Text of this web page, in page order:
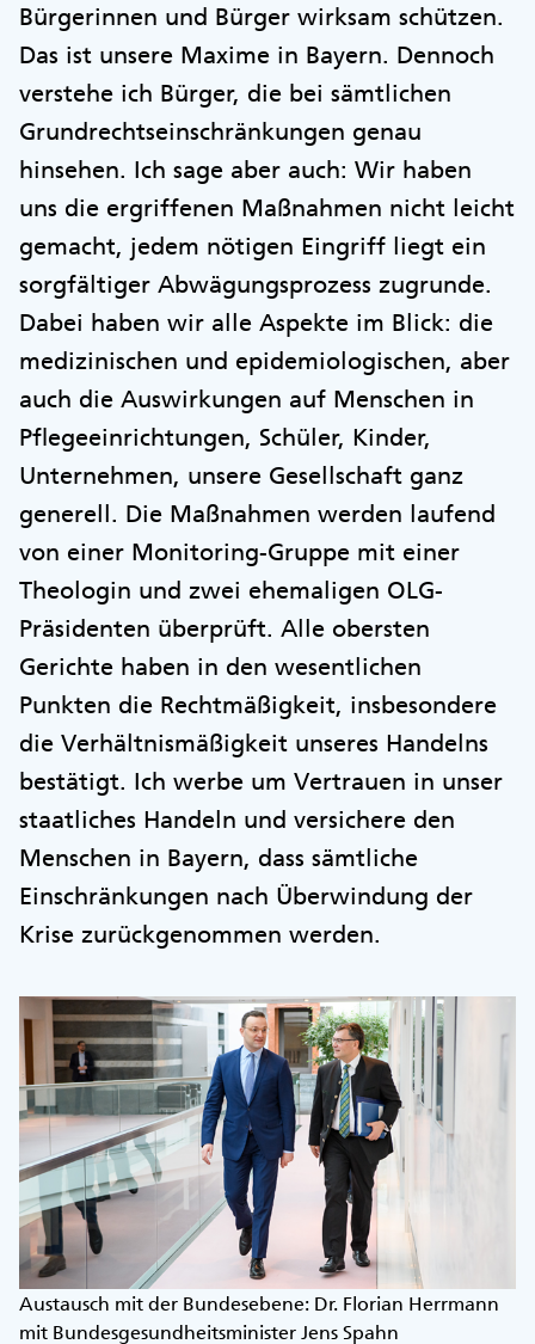
Bürgerinnen und Bürger wirksam schützen.
Das ist unsere Maxime in Bayern. Dennoch
verstehe ich Bürger, die bei sämtlichen
Grundrechtseinschränkungen genau
hinsehen. Ich sage aber auch: Wir haben
uns die ergriffenen Maßnahmen nicht leicht
gemacht, jedem nötigen Eingriff liegt ein
sorgfältiger Abwägungsprozess zugrunde.
Dabei haben wir alle Aspekte im Blick: die
medizinischen und epidemiologischen, aber
auch die Auswirkungen auf Menschen in
Pflegeeinrichtungen, Schüler, Kinder,
Unternehmen, unsere Gesellschaft ganz
generell. Die Maßnahmen werden laufend
von einer Monitoring-Gruppe mit einer
Theologin und zwei ehemaligen OLG-
Präsidenten überprüft. Alle obersten
Gerichte haben in den wesentlichen
Punkten die Rechtmäßigkeit, insbesondere
die Verhältnismäßigkeit unseres Handelns
bestätigt. Ich werbe um Vertrauen in unser
staatliches Handeln und versichere den
Menschen in Bayern, dass sämtliche
Einschränkungen nach Überwindung der
Krise zurückgenommen werden.
Austausch mit der Bundesebene: Dr. Florian Herrmann
mit Bundesgesundheitsminister Jens Spahn